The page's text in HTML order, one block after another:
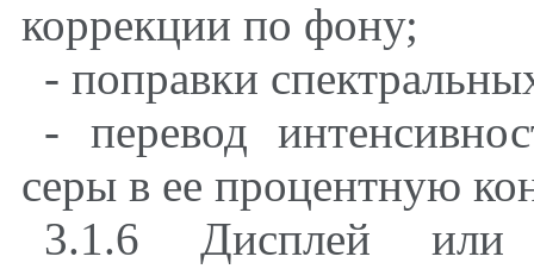
коррекции по фону;
- поправки
- перевод
серы в ее процентную
3.1.6 Дисплей или